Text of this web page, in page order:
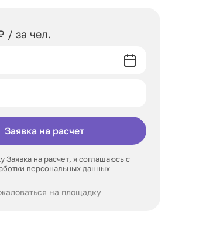
/ за чел.
Заявка на расчет
Заявка на расчет, я соглашаюсь с
персональных данных
на площадку